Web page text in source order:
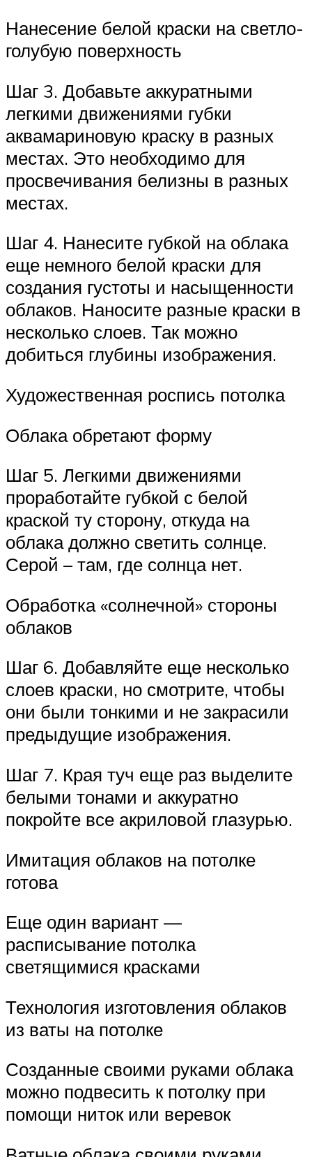
Нанесение белой краски на светло-
голубую поверхность
Шаг 3. Добавьте аккуратными
легкими движениями губки
аквамариновую краску в разных
местах. Это необходимо для
просвечивания белизны в разных
местах.
Шаг 4. Нанесите губкой на облака
еще немного белой краски для
создания густоты и насыщенности
облаков. Наносите разные краски в
несколько слоев. Так можно
добиться глубины изображения.
Художественная роспись потолка
Облака обретают форму
Шаг 5. Легкими движениями
проработайте губкой с белой
краской ту сторону, откуда на
облака должно светить солнце.
Серой – там, где солнца нет.
Обработка «солнечной» стороны
облаков
Шаг 6. Добавляйте еще несколько
слоев краски, но смотрите, чтобы
они были тонкими и не закрасили
предыдущие изображения.
Шаг 7. Края туч еще раз выделите
белыми тонами и аккуратно
покройте все акриловой глазурью.
Имитация облаков на потолке
готова
Еще один вариант —
расписывание потолка
светящимися красками
Технология изготовления облаков
из ваты на потолке
Созданные своими руками облака
можно подвесить к потолку при
помощи ниток или веревок